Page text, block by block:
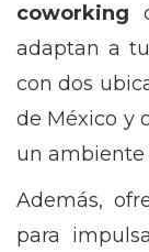
coworking
adaptan a
con dos
de México y
un ambiente
Además,
para